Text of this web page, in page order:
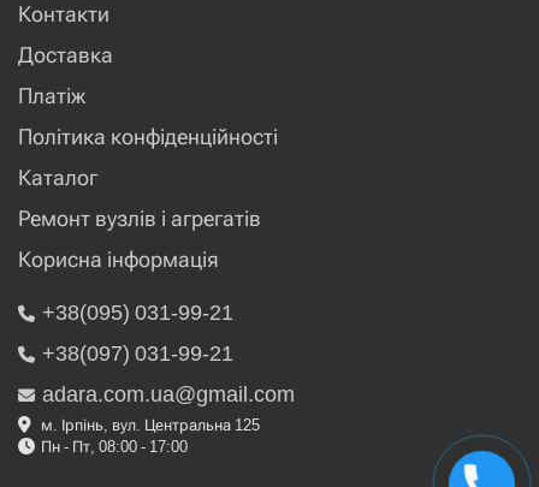
Контакти
Доставка
Платіж
Політика конфіденційності
Каталог
Ремонт вузлів і агрегатів
Корисна інформація
+38(095) 031-99-21
+38(097) 031-99-21
adara.com.ua@gmail.com
м. Ірпінь, вул. Центральна 125
Пн - Пт, 08:00 - 17:00